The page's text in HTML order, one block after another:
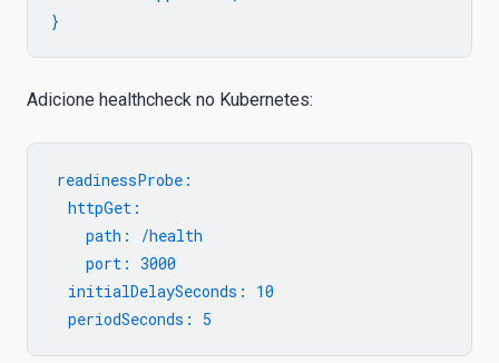
Adicione healthcheck no Kubernetes:
readinessProbe:
  httpGet:
    path: /health
    port: 3000
  initialDelaySeconds: 10